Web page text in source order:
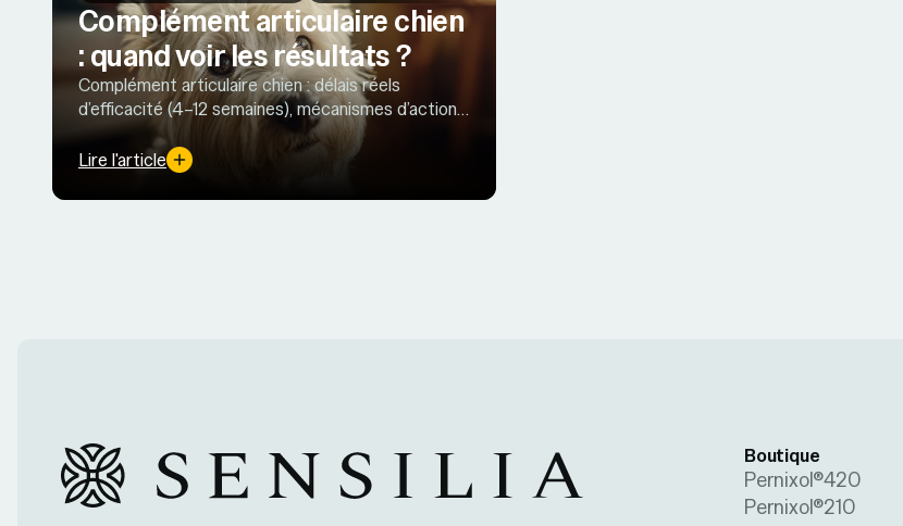
Complément articulaire chien
: quand voir les résultats ?
Complément articulaire chien : délais réels
d’efficacité (4–12 semaines), mécanismes d’action,
facteurs clés et conseils pour optimiser la cure.
Lire l'article
Boutique
Pernixol®420
Pernixol®210